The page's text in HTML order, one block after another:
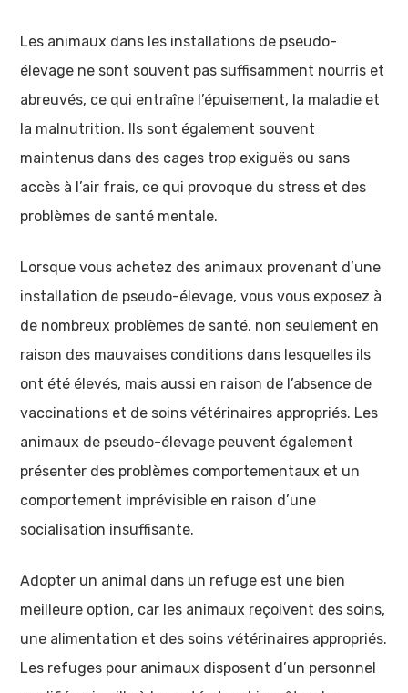
Les animaux dans les installations de pseudo-
élevage ne sont souvent pas suffisamment nourris et
abreuvés, ce qui entraîne l’épuisement, la maladie et
la malnutrition. Ils sont également souvent
maintenus dans des cages trop exiguës ou sans
accès à l’air frais, ce qui provoque du stress et des
problèmes de santé mentale.
Lorsque vous achetez des animaux provenant d’une
installation de pseudo-élevage, vous vous exposez à
de nombreux problèmes de santé, non seulement en
raison des mauvaises conditions dans lesquelles ils
ont été élevés, mais aussi en raison de l’absence de
vaccinations et de soins vétérinaires appropriés. Les
animaux de pseudo-élevage peuvent également
présenter des problèmes comportementaux et un
comportement imprévisible en raison d’une
socialisation insuffisante.
Adopter un animal dans un refuge est une bien
meilleure option, car les animaux reçoivent des soins,
une alimentation et des soins vétérinaires appropriés.
Les refuges pour animaux disposent d’un personnel